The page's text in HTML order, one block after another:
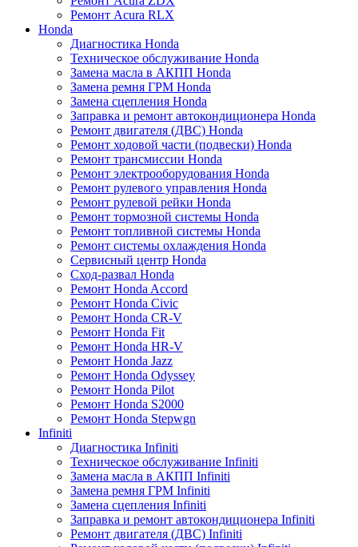
Ремонт Acura RLX
Honda
Диагностика Honda
Техническое обслуживание Honda
Замена масла в АКПП Honda
Замена ремня ГРМ Honda
Замена сцепления Honda
Заправка и ремонт автокондиционера Honda
Ремонт двигателя (ДВС) Honda
Ремонт ходовой части (подвески) Honda
Ремонт трансмиссии Honda
Ремонт электрооборудования Honda
Ремонт рулевого управления Honda
Ремонт рулевой рейки Honda
Ремонт тормозной системы Honda
Ремонт топливной системы Honda
Ремонт системы охлаждения Honda
Сервисный центр Honda
Сход-развал Honda
Ремонт Honda Accord
Ремонт Honda Civic
Ремонт Honda CR-V
Ремонт Honda Fit
Ремонт Honda HR-V
Ремонт Honda Jazz
Ремонт Honda Odyssey
Ремонт Honda Pilot
Ремонт Honda S2000
Ремонт Honda Stepwgn
Infiniti
Диагностика Infiniti
Техническое обслуживание Infiniti
Замена масла в АКПП Infiniti
Замена ремня ГРМ Infiniti
Замена сцепления Infiniti
Заправка и ремонт автокондиционера Infiniti
Ремонт двигателя (ДВС) Infiniti